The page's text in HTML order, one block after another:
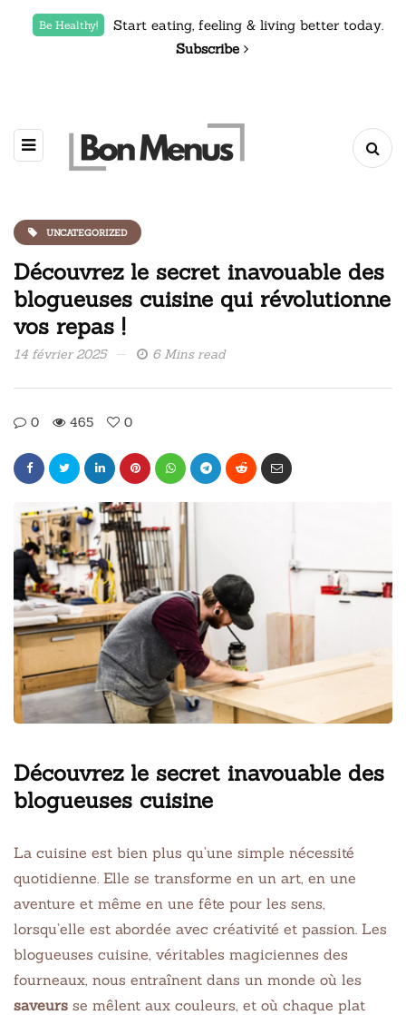
Be Healthy!
Start eating, feeling & living better today.
Subscribe
UNCATEGORIZED
Découvrez le secret inavouable des
blogueuses cuisine qui révolutionne
vos repas !
14 février 2025 6 Mins read
0 465 0
Découvrez le secret inavouable des
blogueuses cuisine
La cuisine est bien plus qu’une simple nécessité
quotidienne. Elle se transforme en un art, en une
aventure et même en une fête pour les sens,
lorsqu’elle est abordée avec créativité et passion. Les
blogueuses cuisine, véritables magiciennes des
fourneaux, nous entraînent dans un monde où les
saveurs se mêlent aux couleurs, et où chaque plat